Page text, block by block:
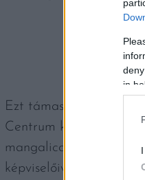
in
Ezt támasztja alá egy
Centrum közösségi
mangalicatenyésztők
képviselőivel.